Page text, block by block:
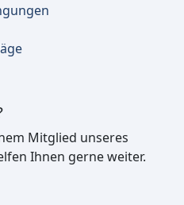
Mitglied unseres
Ihnen gerne weiter.